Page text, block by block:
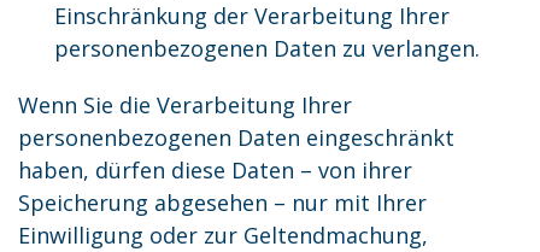
Einschränkung der Verarbeitung Ihrer
personenbezogenen Daten zu verlangen.
Wenn Sie die Verarbeitung Ihrer
personenbezogenen Daten eingeschränkt
haben, dürfen diese Daten – von ihrer
Speicherung abgesehen – nur mit Ihrer
Einwilligung oder zur Geltendmachung,